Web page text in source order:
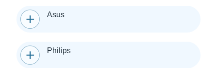
Asus
Philips